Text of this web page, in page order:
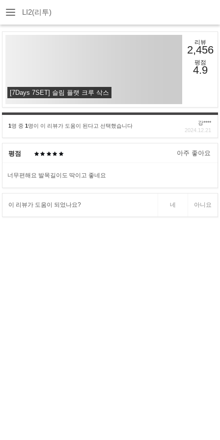
LI2(리투)
[7Days 7SET] 슬림 플랫 크루 삭스
리뷰
2,456
평점
4.9
1명 중 1명이 이 리뷰가 도움이 된다고 선택했습니다
강****
2024.12.21
평점 아주 좋아요
너무편해요 발목길이도 딱이고 좋네요
이 리뷰가 도움이 되었나요? 네 아니요